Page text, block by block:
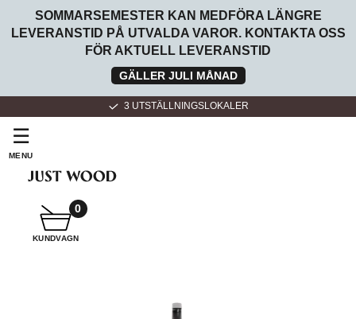
SOMMARSEMESTER KAN MEDFÖRA LÄNGRE
LEVERANSTID PÅ UTVALDA VAROR. KONTAKTA OSS
FÖR AKTUELL LEVERANSTID
GÄLLER JULI MÅNAD
3 UTSTÄLLNINGSLOKALER
☰
MENU
SNICKARE
KUNDVAGN
0